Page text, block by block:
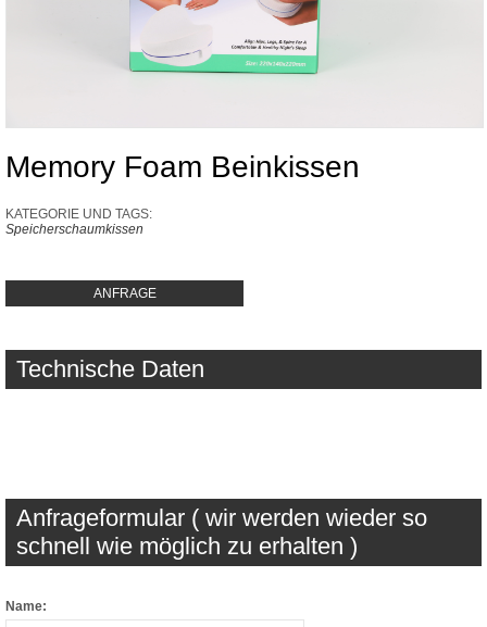
Memory Foam Beinkissen
KATEGORIE UND TAGS:
Speicherschaumkissen
ANFRAGE
Technische Daten
Anfrageformular ( wir werden wieder so
schnell wie möglich zu erhalten )
Name: